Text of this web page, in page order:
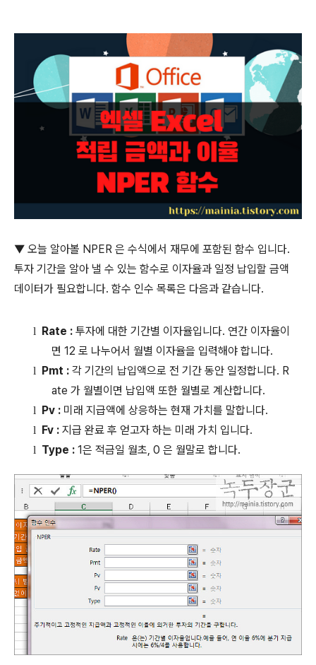
▼ 오늘 알아볼 NPER 은 수식에서 재무에 포함된 함수 입니다.
투자 기간을 알아 낼 수 있는 함수로 이자율과 일정 납입할 금액
데이터가 필요합니다. 함수 인수 목록은 다음과 같습니다.
l Rate : 투자에 대한 기간별 이자율입니다. 연간 이자율이
면12로 나누어서 월별 이자율을 입력해야 합니다.
l Pmt : 각 기간의 납입액으로 전 기간 동안 일정합니다. R
ate가 월별이면 납입액 또한 월별로 계산합니다.
l Pv : 미래 지급액에 상응하는 현재 가치를 말합니다.
l Fv : 지급 완료 후 얻고자 하는 미래 가치 입니다.
l Type :1은 적금일 월초, 0 은 월말로 합니다.